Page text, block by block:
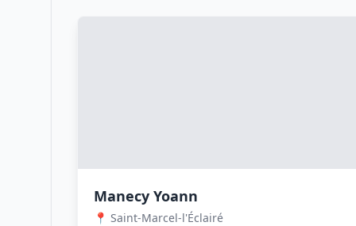
Manecy Yoann
📍 Saint-Marcel-l'Éclairé